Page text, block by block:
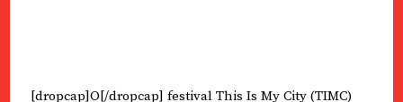
[dropcap]O[/dropcap] festival This Is My City (TIMC)